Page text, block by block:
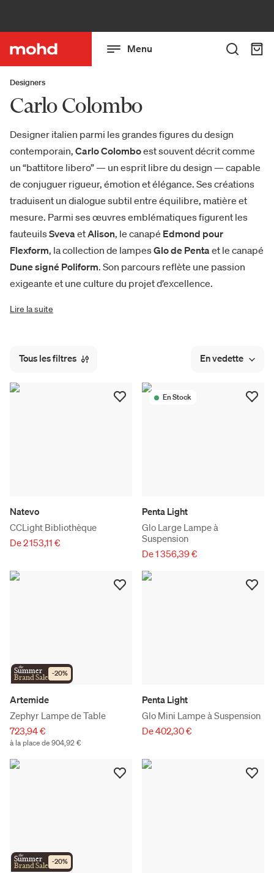
Menu
Designers
Carlo Colombo
Designer italien parmi les grandes figures du design
contemporain, Carlo Colomboest souvent décrit comme
un “battitore libero” — un esprit libre du design — capable
de conjuguer rigueur, émotion et élégance. Ses créations
traduisent un dialogue subtil entre équilibre, matière et
mesure. Parmi ses œuvres emblématiques figurent les
fauteuilsSvevaetAlison, le canapé Edmond pour
Flexform, la collection de lampesGlo de Pentaet le canapé
Dune signé Poliform. Son parcours reflète une passion
exigeante et une culture du projet d’excellence.
Lire la suite
Tous les filtres En vedette
Natevo
CCLight Bibliothèque
De 2 153,11 €
En Stock
Penta Light
Glo Large Lampe à
Suspension
De 1 356,39 €
the
Summer
Brand Sale -20%
Artemide
Zephyr Lampe de Table
723,94 €
à la place de 904,92 €
Penta Light
Glo Mini Lampe à Suspension
De 402,30 €
the
Summer
Brand Sale -20%